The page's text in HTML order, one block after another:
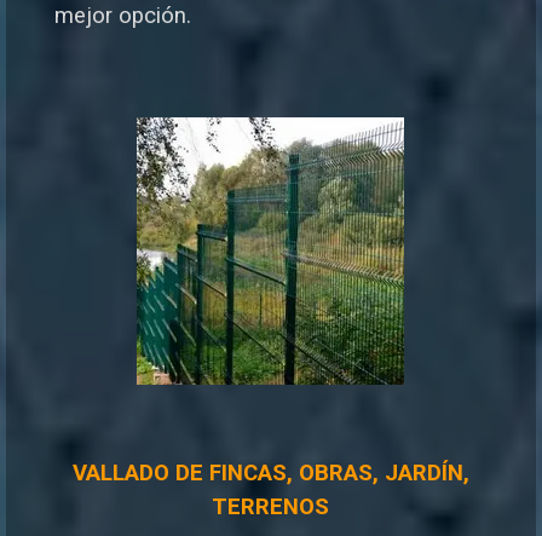
mejor opción.
VALLADO DE FINCAS, OBRAS, JARDÍN,
TERRENOS